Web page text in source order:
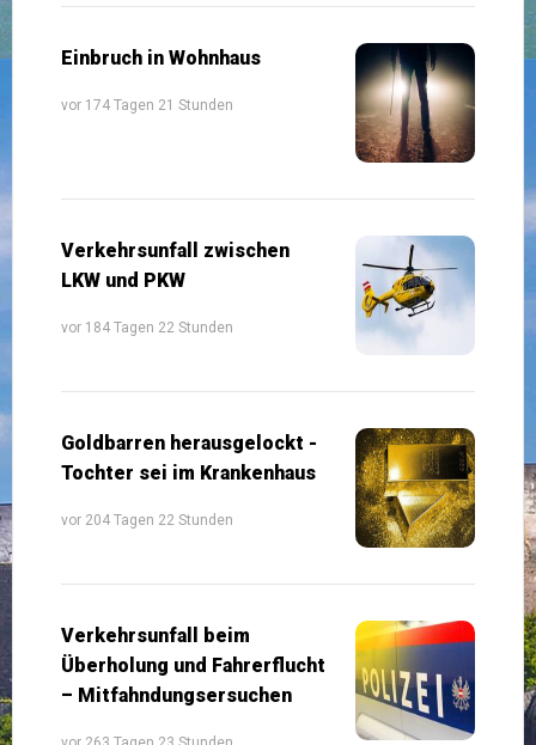
Einbruch in Wohnhaus
vor 174 Tagen 21 Stunden
Verkehrsunfall zwischen
LKW und PKW
vor 184 Tagen 22 Stunden
Goldbarren herausgelockt -
Tochter sei im Krankenhaus
vor 204 Tagen 22 Stunden
Verkehrsunfall beim
Überholung und Fahrerflucht
– Mitfahndungsersuchen